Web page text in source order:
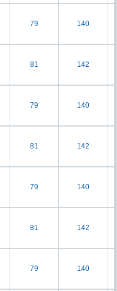
79 140
81 142
79 140
81 142
79 140
81 142
79 140